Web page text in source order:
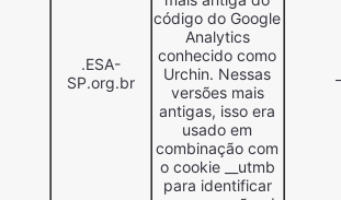
.ESA-
SP.org.br
código do Google
Analytics
conhecido como
Urchin. Nessas
versões mais
antigas, isso era
usado em
combinação com
o cookie __utmb
para identificar